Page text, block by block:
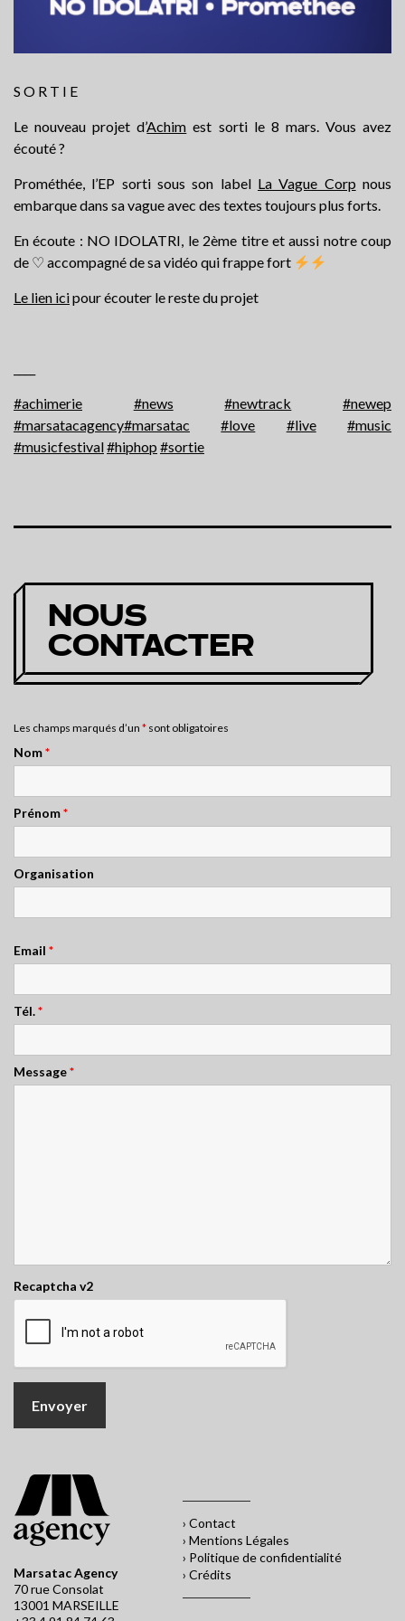
S O R T I E
Le nouveau projet d’Achim est sorti le 8 mars. Vous avez
écouté ?
Prométhée, l’EP sorti sous son label La Vague Corp nous
embarque dans sa vague avec des textes toujours plus forts.
En écoute : NO IDOLATRI, le 2ème titre et aussi notre coup
de ♡ accompagné de sa vidéo qui frappe fort
Le lien icipour écouter le reste du projet
#achimerie #news #newtrack
#newep
#marsatacagency#marsatac #love #live
#music
#musicfestival#hiphop #sortie
NOUS
CONTACTER
Les champs marqués d’un * sont obligatoires
Nom*
Prénom*
Organisation
Email *
Tél.*
Message*
Recaptcha v2
Marsatac Agency
70 rue Consolat
13001 MARSEILLE
› Contact
› Mentions Légales
› Politique de confidentialité
› Crédits